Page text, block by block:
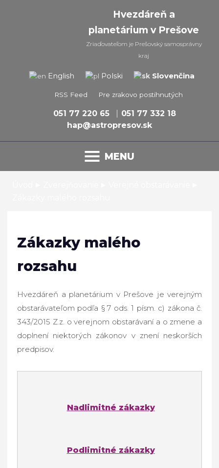
Hvezdáreň a
planetárium v Prešove
Zriaďovateľom je Prešovský samosprávny
kraj
English Polski Slovenčina
Pre zrakovo postihnutých
RSS Feed
051 77 220 65
051 77 332 18
hap@astropresov.sk
MENU
Zákazky malého
rozsahu
Hvezdáreň a planetárium v Prešove je verejným
obstarávateľom podľa § 7 ods. 1 písm. c) zákona č.
343/2015 Z.z. o verejnom obstarávaní a o zmene a
doplnení niektorých zákonov v znení neskorších
predpisov.
Nadlimitné zákazky
Podlimitné zákazky